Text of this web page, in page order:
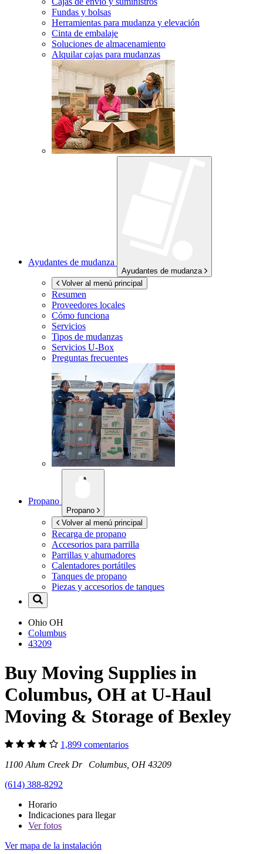
Fundas y bolsas
Herramientas para mudanza y elevación
Cinta de embalaje
Soluciones de almacenamiento
Alquilar cajas para mudanzas
Ayudantes de mudanza
Ayudantes de mudanza
Volver al menú principal
Resumen
Proveedores locales
Cómo funciona
Servicios
Tipos de mudanzas
Servicios U-Box
Preguntas frecuentes
Propano
Propano
Volver al menú principal
Recarga de propano
Accesorios para parrilla
Parrillas y ahumadores
Calentadores portátiles
Tanques de propano
Piezas y accesorios de tanques
Ohio OH
Columbus
43209
Buy Moving Supplies in
Columbus, OH at U-Haul
Moving & Storage of Bexley
1,899 comentarios
1100 Alum Creek Dr Columbus, OH 43209
(614) 388-8292
Horario
Indicaciones para llegar
Verfotos
Ver mapa de la instalación